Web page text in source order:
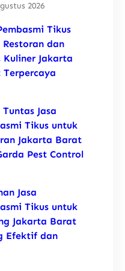
2026
Tikus
Restoran dan
Kuliner Jakarta
Terpercaya
Tuntas Jasa
Tikus untuk
Jakarta Barat
Pest Control
Jasa
Tikus untuk
Jakarta Barat
Efektif dan